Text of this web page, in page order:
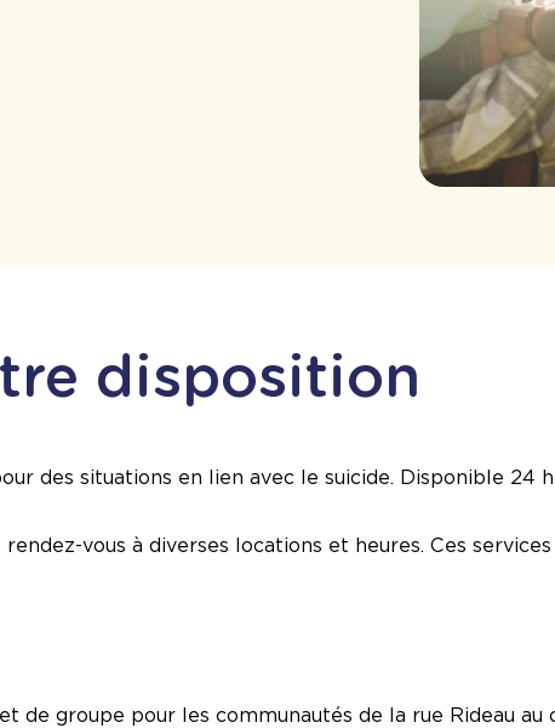
disposition
des situations en lien avec le suicide. Disponible 24 h
vous à diverses locations et heures. Ces
de groupe pour les communautés de la rue Rideau